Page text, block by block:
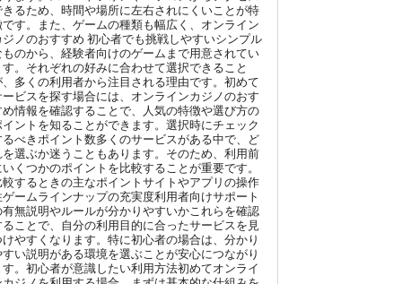
きるため、時間や場所に左右されにくいことが特
です。また、ゲームの種類も幅広く、オンライン
ジノのおすすめ 初心者でも挑戦しやすいシンプル
ものから、経験者向けのゲームまで用意されてい
す。それぞれの好みに合わせて選択できること
、多くの利用者から注目される理由です。初めて
ービスを探す場合には、オンラインカジノのおす
め情報を確認することで、人気の特徴や選び方の
イントを知ることができます。選択時にチェック
るべきポイント数多くのサービスがある中で、ど
を選ぶか迷うこともあります。そのため、利用前
いくつかのポイントを比較することが重要です。
較するときの主なポイントサイトやアプリの操作
ゲームラインナップの充実度利用者向けサポート
有無説明やルールが分かりやすいかこれらを確認
ることで、自分の利用目的に合ったサービスを見
けやすくなります。特に初心者の場合は、分かり
すい説明がある環境を選ぶことが安心につながり
す。初心者が意識したい利用方法初めてオンライ